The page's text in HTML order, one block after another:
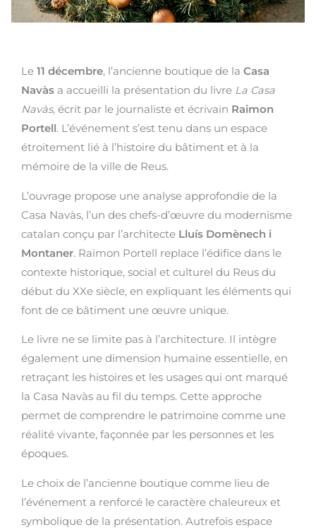
Le 11 décembre, l’ancienne boutique de la Casa
Navàs a accueilli la présentation du livre La Casa
Navàs, écrit par le journaliste et écrivain Raimon
Portell. L’événement s’est tenu dans un espace
étroitement lié à l’histoire du bâtiment et à la
mémoire de la ville de Reus.
L’ouvrage propose une analyse approfondie de la
Casa Navàs, l’un des chefs-d’œuvre du modernisme
catalan conçu par l’architecte Lluís Domènech i
Montaner. Raimon Portell replace l’édifice dans le
contexte historique, social et culturel du Reus du
début du XXe siècle, en expliquant les éléments qui
font de ce bâtiment une œuvre unique.
Le livre ne se limite pas à l’architecture. Il intègre
également une dimension humaine essentielle, en
retraçant les histoires et les usages qui ont marqué
la Casa Navàs au fil du temps. Cette approche
permet de comprendre le patrimoine comme une
réalité vivante, façonnée par les personnes et les
époques.
Le choix de l’ancienne boutique comme lieu de
l’événement a renforcé le caractère chaleureux et
symbolique de la présentation. Autrefois espace